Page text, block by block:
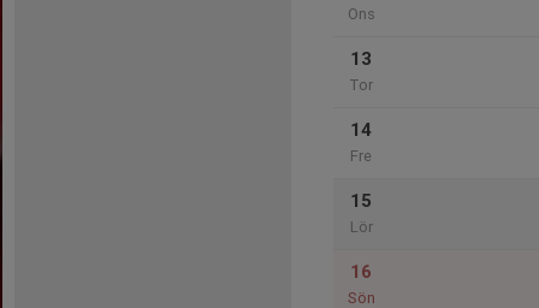
Ons
13
Tor
14
Fre
15
Lör
16
Sön